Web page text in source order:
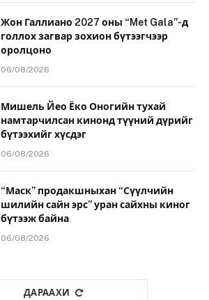
Жон Галлиано 2027 оны “Met Gala”-д
голлох загвар зохион бүтээгчээр
оролцоно
06/08/2026
Мишель Йео Ёко Оногийн тухай
намтарчилсан кинонд түүний дүрийг
бүтээхийг хүсдэг
06/08/2026
“Маск” продакшныхан “Сүүлчийн
шилийн сайн эрс” уран сайхны киног
бүтээж байна
06/08/2026
ДАРААХИ